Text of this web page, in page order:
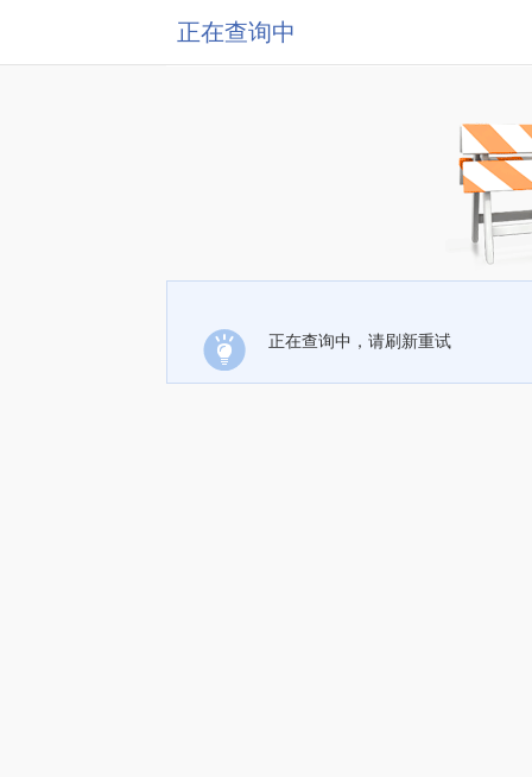
正在查询中
正在查询中，请刷新重试